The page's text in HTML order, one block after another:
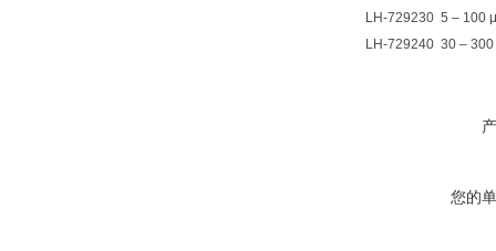
LH-729230 5 – 100
LH-729240 30 – 300
您的